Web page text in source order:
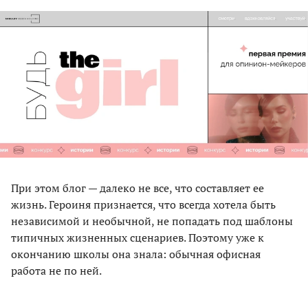
При этом блог — далеко не все, что составляет ее
жизнь. Героиня признается, что всегда хотела быть
независимой и необычной, не попадать под шаблоны
типичных жизненных сценариев. Поэтому уже к
окончанию школы она знала: обычная офисная
работа не по ней.